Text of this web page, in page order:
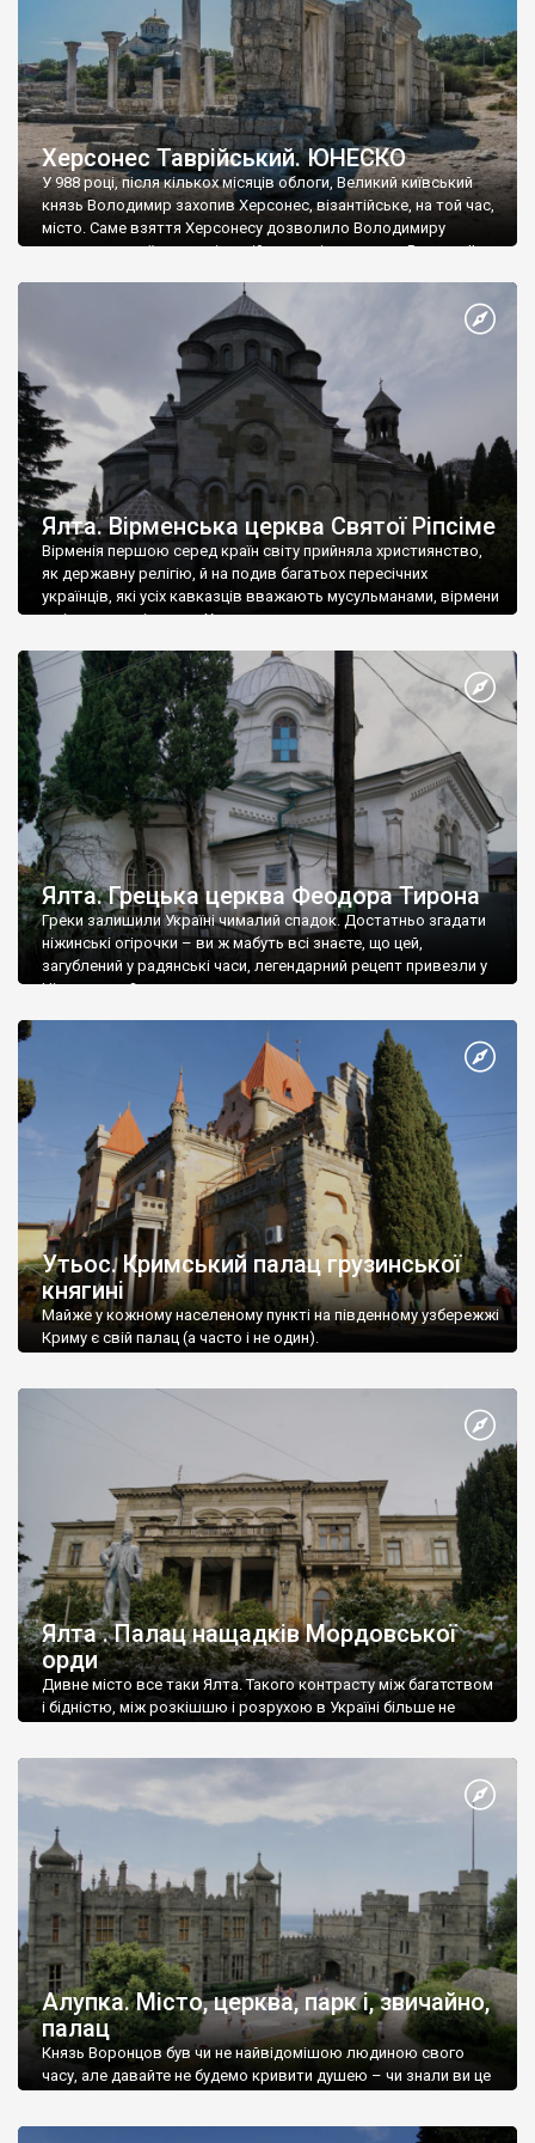
Херсонес Таврійський. ЮНЕСКО
У 988 році, після кількох місяців облоги, Великий київський
князь Володимир захопив Херсонес, візантійське, на той час,
місто. Саме взяття Херсонесу дозволило Володимиру
диктувати свої умови візантійському імператору Василю ІІ, та
Херсонесі Володимир-язичник, став Василем-християнином.
А потім було Хрещення Русі. На честь Херсонесу Таврійського
Ялта. Вірменська церква Святої Ріпсіме
Вірменія першою серед країн світу прийняла християнство,
як державну релігію, й на подив багатьох пересічних
українців, які усіх кавказців вважають мусульманами, вірмени
є відданими вірянами Христа
Ялта. Грецька церква Феодора Тирона
Греки залишили Україні чималий спадок. Достатньо згадати
ніжинські огірочки – ви ж мабуть всі знаєте, що цей,
загублений у радянські часи, легендарний рецепт привезли у
Ніжин греки?
Утьос. Кримський палац грузинської
княгині
Майже у кожному населеному пункті на південному узбережжі
Криму є свій палац (а часто і не один).
Ялта . Палац нащадків Мордовської
орди
Дивне місто все таки Ялта. Такого контрасту між багатством
і бідністю, між розкішшю і розрухою в Україні більше не
Алупка. Місто, церква, парк і, звичайно,
палац
Князь Воронцов був чи не найвідомішою людиною свого
часу, але давайте не будемо кривити душею – чи знали ви це